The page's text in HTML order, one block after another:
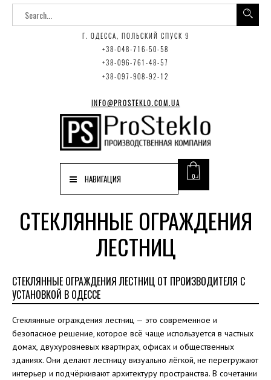
Г. ОДЕССА, ПОЛЬСКИЙ СПУСК 9
+38-048-716-50-58
+38-096-761-48-57
+38-097-908-92-12
INFO@PROSTEKLO.COM.UA
0
НАВИГАЦИЯ
СТЕКЛЯННЫЕ ОГРАЖДЕНИЯ
ЛЕСТНИЦ
СТЕКЛЯННЫЕ ОГРАЖДЕНИЯ ЛЕСТНИЦ ОТ ПРОИЗВОДИТЕЛЯ С
УСТАНОВКОЙ В ОДЕССЕ
Стеклянные ограждения лестниц — это современное и
безопасное решение, которое всё чаще используется в частных
домах, двухуровневых квартирах, офисах и общественных
зданиях. Они делают лестницу визуально лёгкой, не перегружают
интерьер и подчёркивают архитектуру пространства. В сочетании